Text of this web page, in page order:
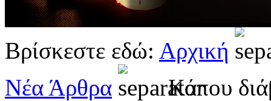
Βρίσκεστε εδώ: Αρχική
Νέα Άρθρα
Κάπου